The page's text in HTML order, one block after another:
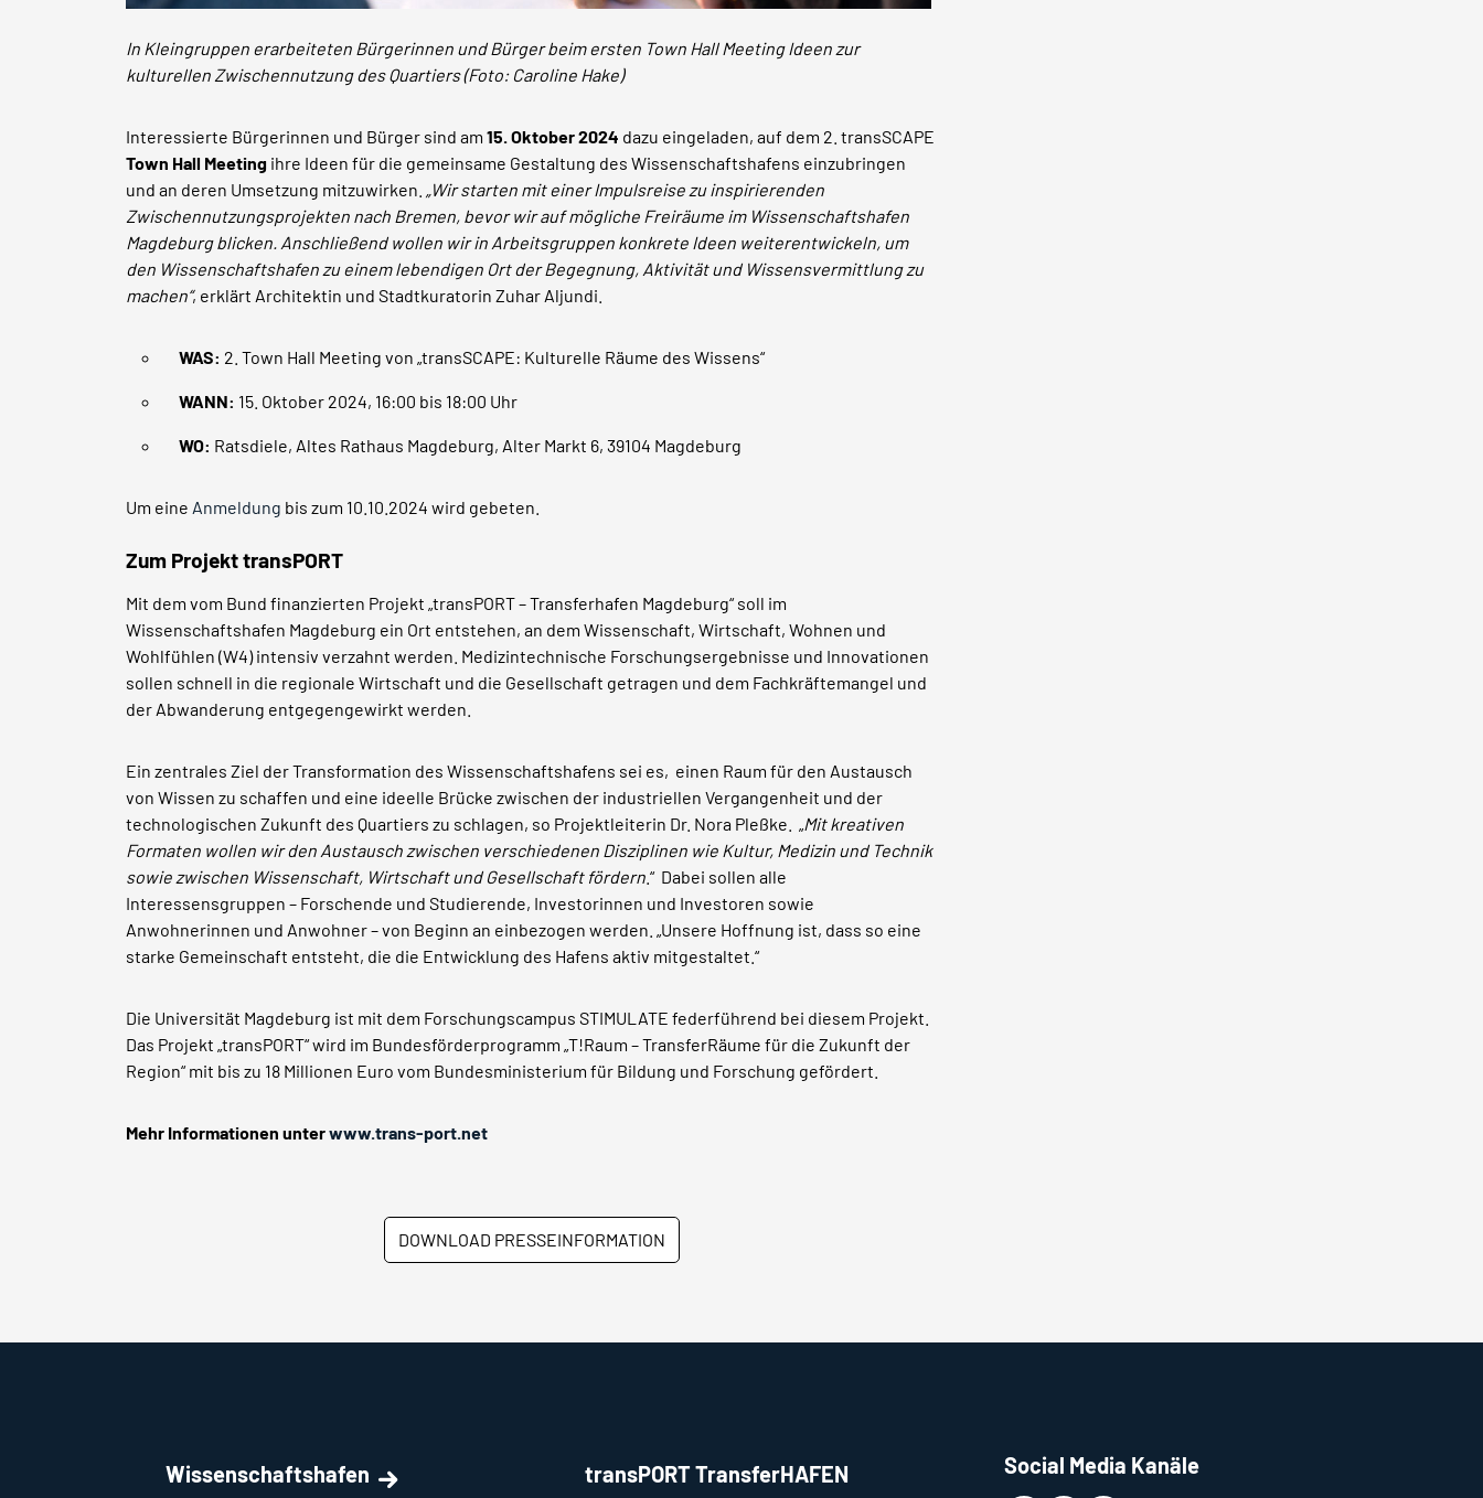
In Kleingruppen erarbeiteten Bürgerinnen und Bürger beim ersten Town Hall Meeting Ideen zur
kulturellen Zwischennutzung des Quartiers (Foto: Caroline Hake)
Interessierte Bürgerinnen und Bürger sind am 15. Oktober 2024 dazu eingeladen, auf dem 2. transSCAPE
Town Hall Meeting ihre Ideen für die gemeinsame Gestaltung des Wissenschaftshafens einzubringen
und an deren Umsetzung mitzuwirken. „Wir starten mit einer Impulsreise zu inspirierenden
Zwischennutzungsprojekten nach Bremen, bevor wir auf mögliche Freiräume im Wissenschaftshafen
Magdeburg blicken. Anschließend wollen wir in Arbeitsgruppen konkrete Ideen weiterentwickeln, um
den Wissenschaftshafen zu einem lebendigen Ort der Begegnung, Aktivität und Wissensvermittlung zu
machen“, erklärt Architektin und Stadtkuratorin Zuhar Aljundi.
WAS: 2. Town Hall Meeting von „transSCAPE: Kulturelle Räume des Wissens“
WANN: 15. Oktober 2024, 16:00 bis 18:00 Uhr
WO: Ratsdiele, Altes Rathaus Magdeburg, Alter Markt 6, 39104 Magdeburg
Um eine Anmeldung bis zum 10.10.2024 wird gebeten.
Zum Projekt transPORT
Mit dem vom Bund finanzierten Projekt „transPORT – Transferhafen Magdeburg“ soll im
Wissenschaftshafen Magdeburg ein Ort entstehen, an dem Wissenschaft, Wirtschaft, Wohnen und
Wohlfühlen (W4) intensiv verzahnt werden. Medizintechnische Forschungsergebnisse und Innovationen
sollen schnell in die regionale Wirtschaft und die Gesellschaft getragen und dem Fachkräftemangel und
der Abwanderung entgegengewirkt werden.
Ein zentrales Ziel der Transformation des Wissenschaftshafens sei es, einen Raum für den Austausch
von Wissen zu schaffen und eine ideelle Brücke zwischen der industriellen Vergangenheit und der
technologischen Zukunft des Quartiers zu schlagen, so Projektleiterin Dr. Nora Pleßke. „Mit kreativen
Formaten wollen wir den Austausch zwischen verschiedenen Disziplinen wie Kultur, Medizin und Technik
sowie zwischen Wissenschaft, Wirtschaft und Gesellschaft fördern .“ Dabei sollen alle
Interessensgruppen – Forschende und Studierende, Investorinnen und Investoren sowie
Anwohnerinnen und Anwohner – von Beginn an einbezogen werden. „Unsere Hoffnung ist, dass so eine
starke Gemeinschaft entsteht, die die Entwicklung des Hafens aktiv mitgestaltet.“
Die Universität Magdeburg ist mit dem Forschungscampus STIMULATE federführend bei diesem Projekt.
Das Projekt „transPORT“ wird im Bundesförderprogramm „T!Raum – TransferRäume für die Zukunft der
Region“ mit bis zu 18 Millionen Euro vom Bundesministerium für Bildung und Forschung gefördert.
Mehr Informationen unterwww.trans-port.net
DOWNLOAD PRESSEINFORMATION
Wissenschaftshafen
Social Media Kanäle
transPORT TransferHAFEN